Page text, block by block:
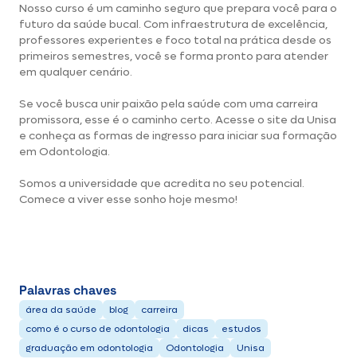
Nosso curso é um caminho seguro que prepara você para o
futuro da saúde bucal. Com infraestrutura de excelência,
professores experientes e foco total na prática desde os
primeiros semestres, você se forma pronto para atender
em qualquer cenário.
Se você busca unir paixão pela saúde com uma carreira
promissora, esse é o caminho certo. Acesse o site da Unisa
e conheça as formas de ingresso para iniciar sua formação
em Odontologia.
Somos a universidade que acredita no seu potencial.
Comece a viver esse sonho hoje mesmo!
Palavras chaves
área da saúde blog
carreira
como é o curso de odontologia
dicas
estudos
graduação em odontologia
Odontologia Unisa